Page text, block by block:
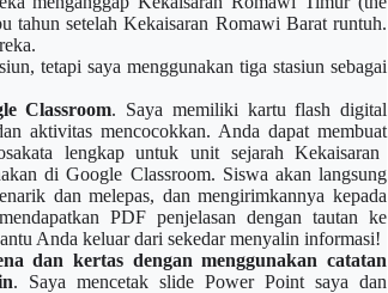
tahun setelah Kekaisaran Romawi Barat runtuh.
tetapi saya menggunakan tiga stasiun sebagai
Classroom. Saya memiliki kartu flash digital
aktivitas mencocokkan. Anda dapat membuat
lengkap untuk unit sejarah Kekaisaran
di Google Classroom. Siswa akan langsung
dan melepas, dan mengirimkannya kepada
PDF penjelasan dengan tautan ke
Anda keluar dari sekedar menyalin informasi!
dan kertas dengan menggunakan catatan
. Saya mencetak slide Power Point saya dan